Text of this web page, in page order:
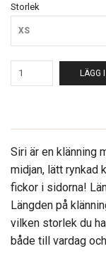
Storlek
XS
LÄGG
Siri är en klänning
midjan, lätt rynkad
fickor i sidorna!
Längden på
vilken storlek du
både till vardag